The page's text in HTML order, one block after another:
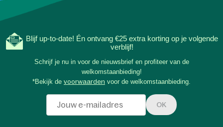
Blijf up-to-date! Én ontvang €25 extra korting op je volgende
verblijf!
Schrijf je nu in voor de nieuwsbrief en profiteer van de
welkomstaanbieding!
*Bekijk de voorwaarden voor de welkomstaanbieding.
OK